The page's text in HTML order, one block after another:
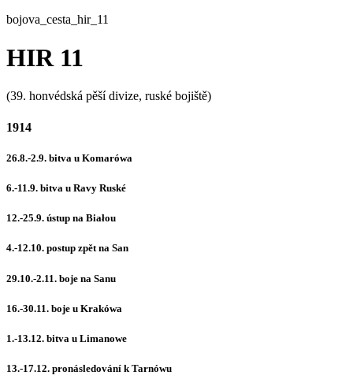
bojova_cesta_hir_11
HIR 11
(39. honvédská pěší divize, ruské bojiště)
1914
26.8.-2.9. bitva u Komarówa
6.-11.9. bitva u Ravy Ruské
12.-25.9. ústup na Białou
4.-12.10. postup zpět na San
29.10.-2.11. boje na Sanu
16.-30.11. boje u Krakówa
1.-13.12. bitva u Limanowe
13.-17.12. pronásledování k Tarnówu